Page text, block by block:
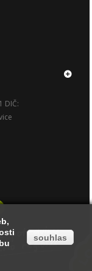
souhlas
DIČ:
souhlas